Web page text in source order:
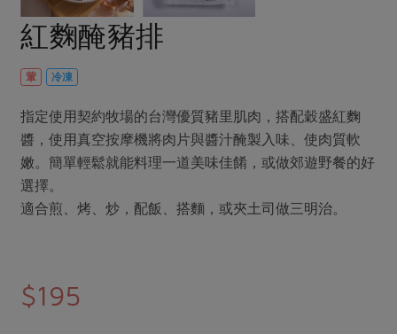
美妝保養 個人清潔
家庭清潔
日用品
最新產品
優惠專區
樂齡友善
主題食譜
養身食補
節慶大餐
高麗菜海鮮煎餅
2024農業發展計畫年度報告
更多議題活動
把最好的台灣味帶回家！
生活者e週報
綠主張月刊
典藏閱覽室
社務專區
選舉專區
最新消息
媒體報導
下載專區
活動報下載
紅麴醃豬排
葷 冷凍
指定使用契約牧場的台灣優質豬里肌肉，搭配穀盛紅麴
醬，使用真空按摩機將肉片與醬汁醃製入味、使肉質軟
嫩。簡單輕鬆就能料理一道美味佳餚，或做郊遊野餐的好
選擇。
適合煎、烤、炒，配飯、搭麵，或夾土司做三明治。
$195